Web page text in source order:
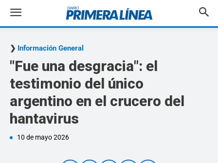
Información General
"Fue una desgracia": el
testimonio del único
argentino en el crucero del
hantavirus
10 de mayo 2026